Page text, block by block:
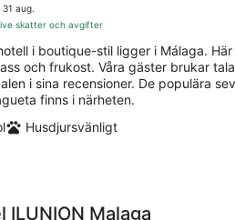
31 aug.
skatter och avgifter
i boutique-stil ligger i Málaga.
och frukost. Våra gäster brukar
i sina recensioner. De populära
finns i närheten.
Husdjursvänligt
ILUNION Malaga